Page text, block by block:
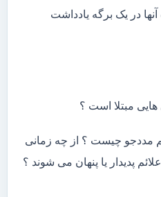
در یک برگه یادداشت
هایی مبتلا است ؟
مددجو چیست ؟ از چه زمانی
پدیدار یا پنهان می شوند ؟